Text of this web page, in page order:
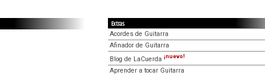
Extras
Acordes de Guitarra
Afinador de Guitarra
Blog de LaCuerda ¡nuevo!
Aprender a tocar Guitarra